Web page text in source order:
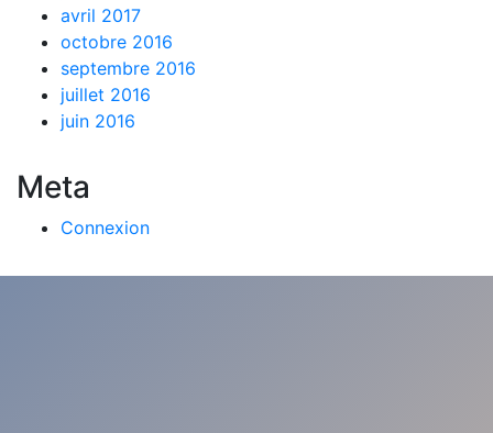
avril 2017
octobre 2016
septembre 2016
juillet 2016
juin 2016
Meta
Connexion